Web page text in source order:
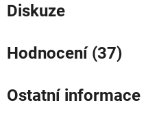
Diskuze
Hodnocení (37)
Ostatní informace